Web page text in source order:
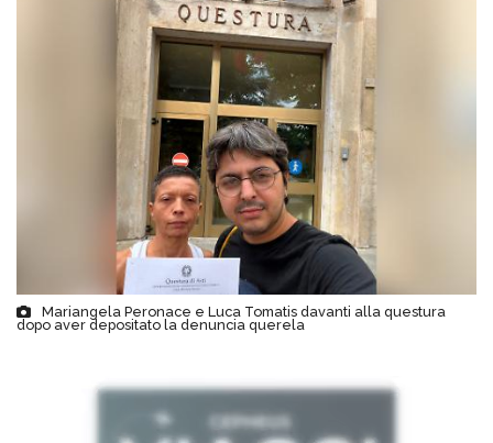
Mariangela Peronace e Luca Tomatis davanti alla questura
dopo aver depositato la denuncia querela